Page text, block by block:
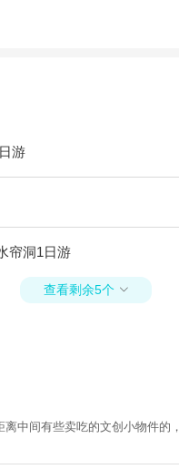
游
帘洞1日游
查看剩余5个 
中间有些卖吃的文创小物件